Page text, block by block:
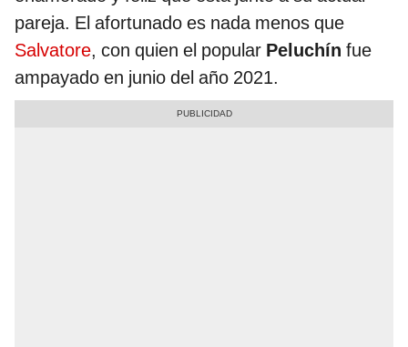
pareja. El afortunado es nada menos que
Salvatore, con quien el popular Peluchín fue
ampayado en junio del año 2021.